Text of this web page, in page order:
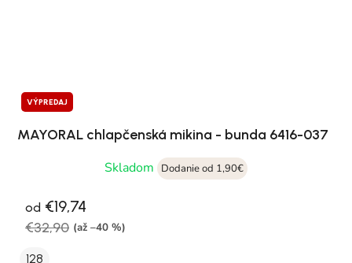
VÝPREDAJ
MAYORAL chlapčenská mikina - bunda 6416-037
Skladom
Dodanie od 1,90€
od €19,74
€32,90 (až –40 %)
128